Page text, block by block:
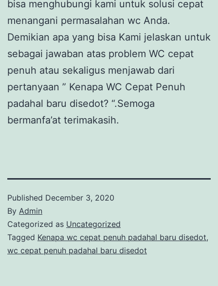
bisa menghubungi kami untuk solusi cepat
menangani permasalahan wc Anda.
Demikian apa yang bisa Kami jelaskan untuk
sebagai jawaban atas problem WC cepat
penuh atau sekaligus menjawab dari
pertanyaan ” Kenapa WC Cepat Penuh
padahal baru disedot? “.Semoga
bermanfa’at terimakasih.
Published December 3, 2020
By Admin
Categorized as Uncategorized
Tagged Kenapa wc cepat penuh padahal baru disedot,
wc cepat penuh padahal baru disedot